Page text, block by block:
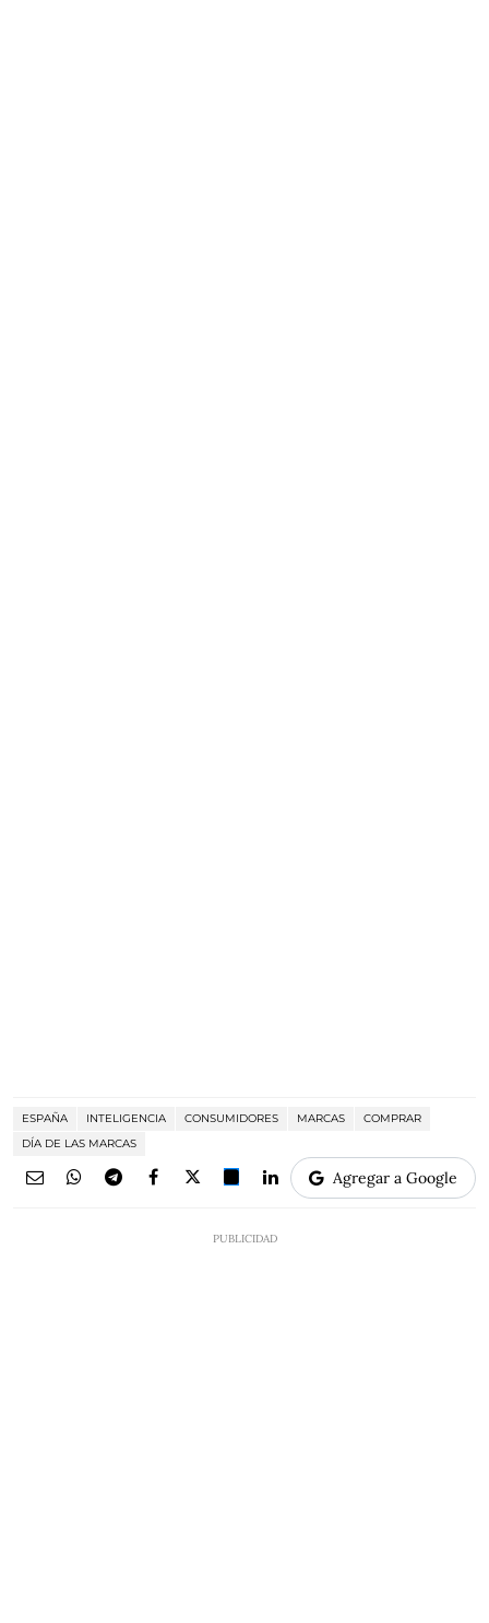
ESPAÑA INTELIGENCIA CONSUMIDORES MARCAS
COMPRAR
DÍA DE LAS MARCAS
Agregar a Google